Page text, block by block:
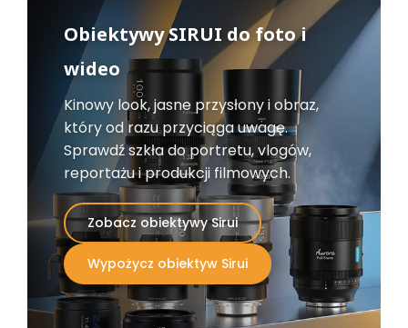
Obiektywy SIRUI do foto i
wideo
Kinowy look, jasne przysłony i obraz,
który od razu przyciąga uwagę.
Sprawdź szkła do portretu, vlogów,
reportażu i produkcji filmowych.
Zobacz obiektywy Sirui
Wypożycz obiektyw Sirui